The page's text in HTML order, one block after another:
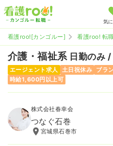
気
看護roo![カンゴルー] 看護roo! 転
介護・福祉系 日勤のみ
エージェント求人 土日祝休み ブラ
時給1,600円以上可
株式会社春幸会
つなぐ石巻
宮城県石巻市